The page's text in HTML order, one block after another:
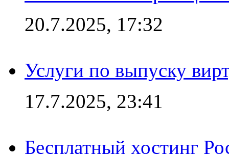
20.7.2025, 17:32
Услуги по выпуску
17.7.2025, 23:41
Бесплатный хостинг